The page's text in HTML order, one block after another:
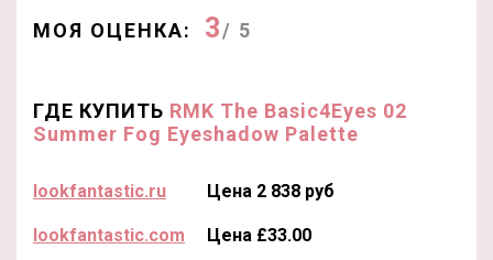
МОЯ ОЦЕНКА: 3/ 5
ГДЕ КУПИТЬ RMK The Basic4Eyes 02
Summer Fog Eyeshadow Palette
lookfantastic.ru Цена 2 838 руб
lookfantastic.com Цена £33.00